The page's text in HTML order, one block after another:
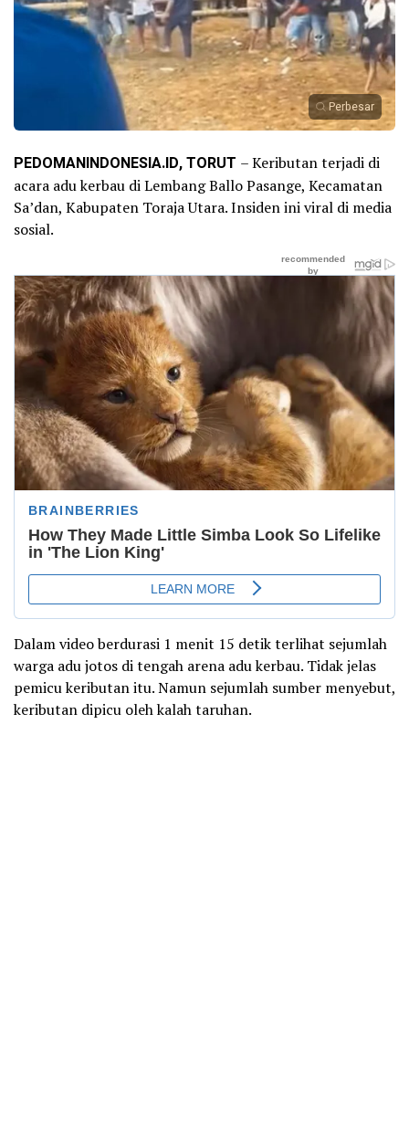
Perbesar
PEDOMANINDONESIA.ID, TORUT – Keributan terjadi di
acara adu kerbau di Lembang Ballo Pasange, Kecamatan
Sa’dan, Kabupaten Toraja Utara. Insiden ini viral di media
sosial.
Dalam video berdurasi 1 menit 15 detik terlihat sejumlah
warga adu jotos di tengah arena adu kerbau. Tidak jelas
pemicu keributan itu. Namun sejumlah sumber menyebut,
keributan dipicu oleh kalah taruhan.